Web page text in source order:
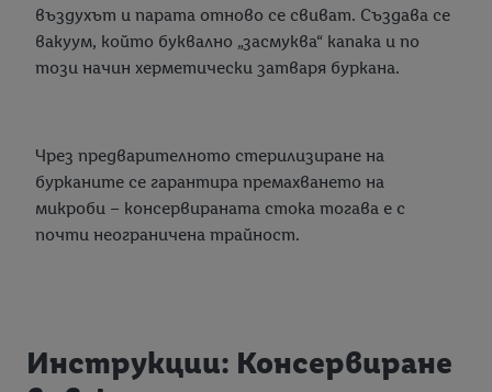
въздухът и парата отново се свиват. Създава се
вакуум, който буквално „засмуква“ капака и по
този начин херметически затваря буркана.
Чрез предварителното стерилизиране на
бурканите се гарантира премахването на
микроби – консервираната стока тогава е с
почти неограничена трайност.
Инструкции: Консервиране